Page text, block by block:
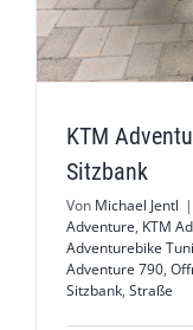
KTM
Sitzbank
Von Michael Jentl |
Adventure, KTM
Adventurebike
Adventure 790,
Sitzbank, Straße